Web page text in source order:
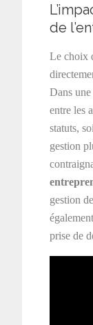
de
Le choix
Dans
entre les
statuts,
gestion
gestion
prise de